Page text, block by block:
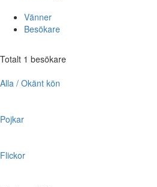
Vänner
Besökare
Totalt 1 besökare
Alla / Okänt kön
Pojkar
Flickor